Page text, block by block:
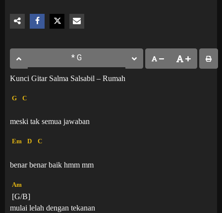
Kunci Gitar Salma Salsabil – Rumah
G C
meski tak semua jawaban
Em D C
benar benar baik hmm mm
Am
[G/B]
mulai lelah dengan tekanan